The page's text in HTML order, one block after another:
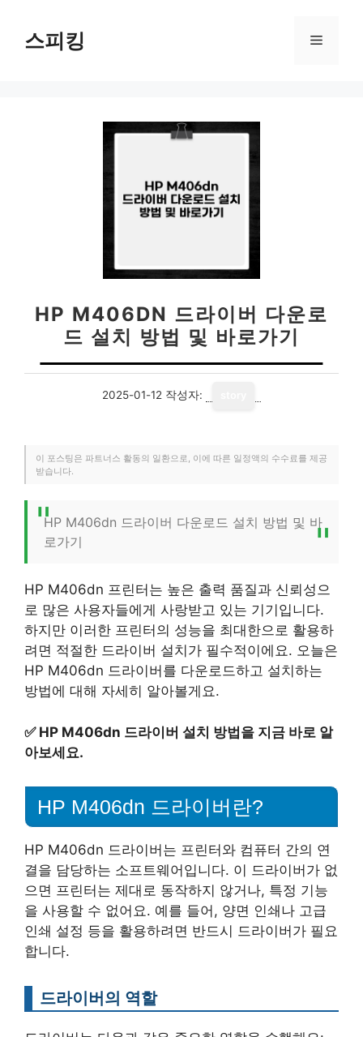
스피킹 메
HP M406DN 드라이버 다운로
드 설치 방법 및 바로가기
2025-01-12 작성자:
이 포스팅은 파트너스 활동의 일환으로, 이에 따른 일정액의 수수료를 제공
받습니다.
HP M406dn 드라이버 다운로드 설치 방법 및 바
로가기
HP M406dn 프린터는 높은 출력 품질과 신뢰성으
로 많은 사용자들에게 사랑받고 있는 기기입니다.
하지만 이러한 프린터의 성능을 최대한으로 활용하
려면 적절한 드라이버 설치가 필수적이에요. 오늘은
HP M406dn 드라이버를 다운로드하고 설치하는
방법에 대해 자세히 알아볼게요.
✅ HP M406dn 드라이버 설치 방법을 지금 바로 알
아보세요.
HP M406dn 드라이버란?
HP M406dn 드라이버는 프린터와 컴퓨터 간의 연
결을 담당하는 소프트웨어입니다. 이 드라이버가 없
으면 프린터는 제대로 동작하지 않거나, 특정 기능
을 사용할 수 없어요. 예를 들어, 양면 인쇄나 고급
인쇄 설정 등을 활용하려면 반드시 드라이버가 필요
합니다.
드라이버의 역할